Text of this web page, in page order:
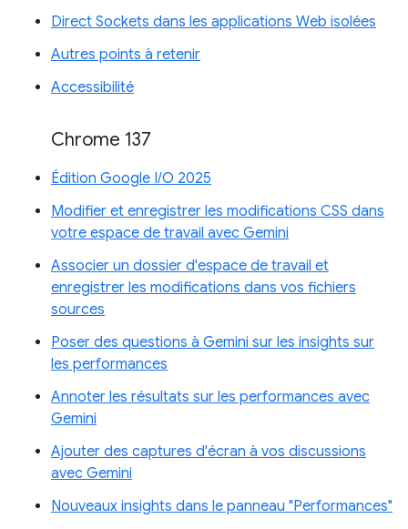
Direct Sockets dans les applications Web isolées
Autres points à retenir
Accessibilité
Chrome 137
Édition Google I/O 2025
Modifier et enregistrer les modifications CSS dans
votre espace de travail avec Gemini
Associer un dossier d'espace de travail et
enregistrer les modifications dans vos fichiers
sources
Poser des questions à Gemini sur les insights sur
les performances
Annoter les résultats sur les performances avec
Gemini
Ajouter des captures d'écran à vos discussions
avec Gemini
Nouveaux insights dans le panneau "Performances"